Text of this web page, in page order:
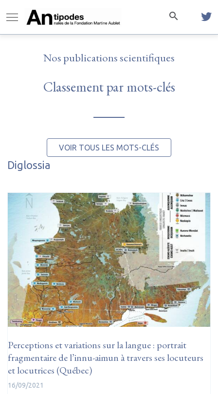
Nos publications scientifiques
Classement par mots-clés
VOIR TOUS LES MOTS-CLÉS
Diglossia
Perceptions et variations sur la langue : portrait
fragmentaire de l’innu-aimun à travers ses locuteurs
et locutrices (Québec)
16/09/2021